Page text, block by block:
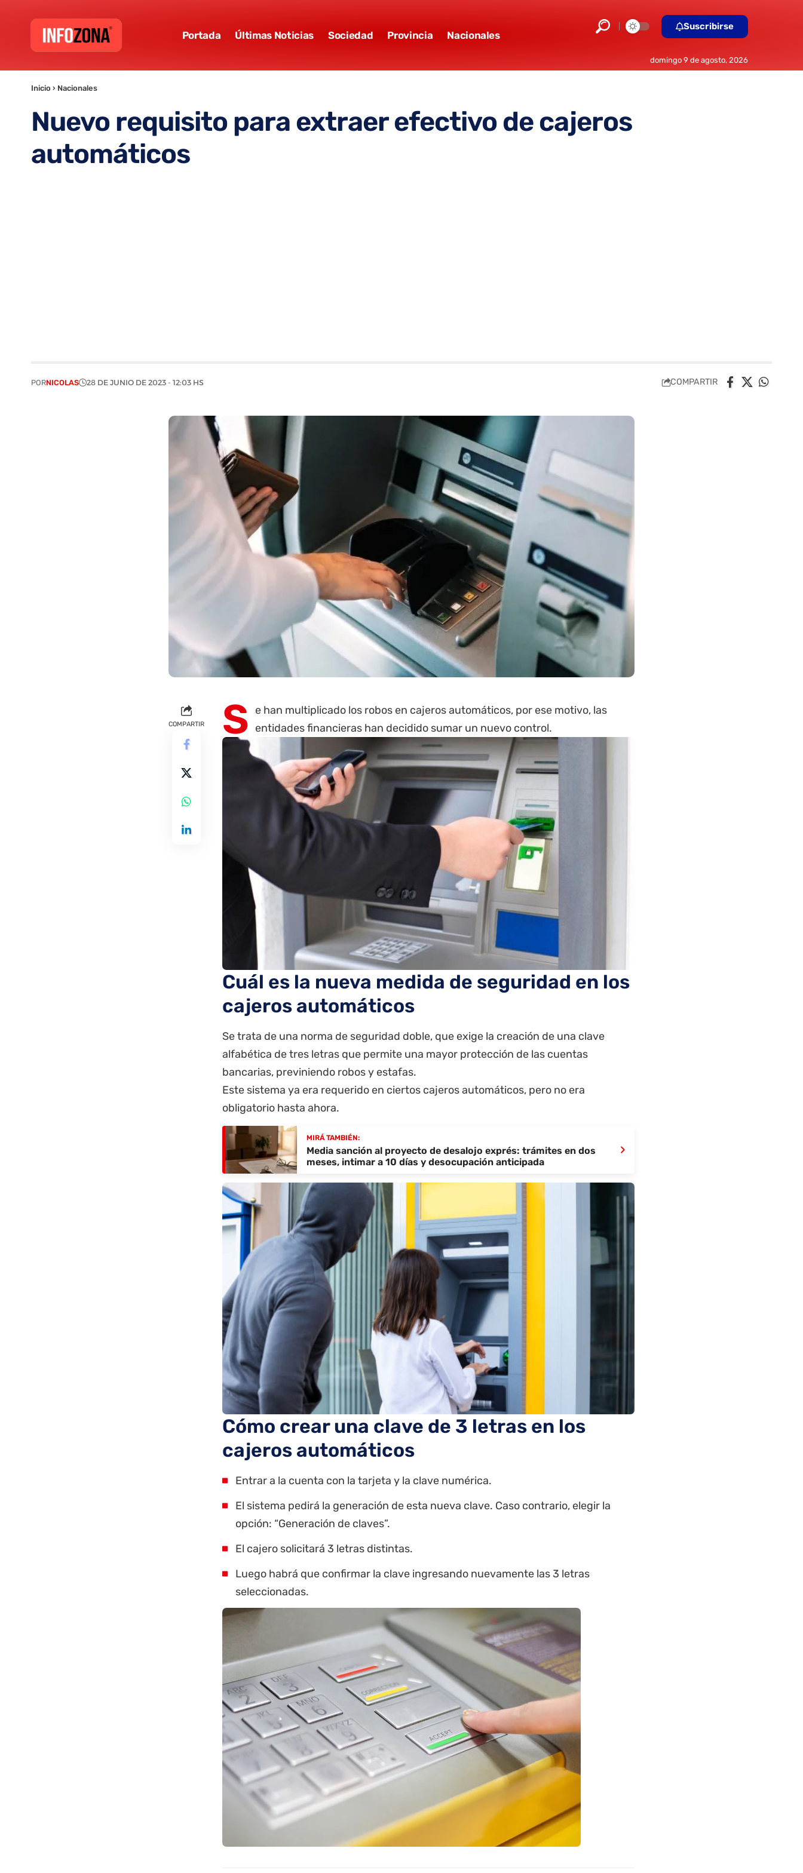
Portada Últimas Noticias Sociedad Provincia Nacionales
Suscribirse
domingo 9 de agosto, 2026
Inicio › Nacionales
Nuevo requisito para extraer efectivo de cajeros
automáticos
PORNICOLAS 28 DE JUNIO DE 2023 - 12:03 HS COMPARTIR
COMPARTIR S e han multiplicado los robos en cajeros automáticos, por ese motivo, las
entidades financieras han decidido sumar un nuevo control.
Cuál es la nueva medida de seguridad en los
cajeros automáticos
Se trata de una norma de seguridad doble, que exige la creación de una clave
alfabética de tres letras que permite una mayor protección de las cuentas
bancarias, previniendo robos y estafas.
Este sistema ya era requerido en ciertos cajeros automáticos, pero no era
obligatorio hasta ahora.
MIRÁ TAMBIÉN:
Media sanción al proyecto de desalojo exprés: trámites en dos
meses, intimar a 10 días y desocupación anticipada
›
Cómo crear una clave de 3 letras en los
cajeros automáticos
Entrar a la cuenta con la tarjeta y la clave numérica.
El sistema pedirá la generación de esta nueva clave. Caso contrario, elegir la
opción: “Generación de claves”.
El cajero solicitará 3 letras distintas.
Luego habrá que confirmar la clave ingresando nuevamente las 3 letras
seleccionadas.